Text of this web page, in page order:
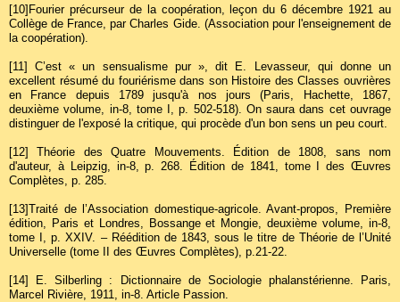
[10] Fourier précurseur de la coopération, leçon du 6 décembre 1921 au
Collège de France, par Charles Gide. (Association pour l'enseignement de
la coopération).
[11]
C’est « un sensualisme pur », dit E. Levasseur, qui donne un
excellent résumé du fouriérisme dans son Histoire des Classes ouvrières
en France depuis 1789 jusqu'à nos jours (Paris, Hachette, 1867,
deuxième volume, in-8, tome I, p. 502-518). On saura dans cet ouvrage
distinguer de l'exposé la critique, qui procède d'un bon sens un peu court.
[12]
Théorie des Quatre Mouvements. Édition de 1808, sans nom
d'auteur, à Leipzig, in-8, p. 268. Édition de 1841, tome I des Œuvres
Complètes, p. 285.
[13]Traité de l’Association domestique-agricole. Avant-propos, Première
édition, Paris et Londres, Bossange et Mongie, deuxième volume, in-8,
tome I, p. XXIV. – Réédition de 1843, sous le titre de Théorie de l’Unité
Universelle (tome II des Œuvres Complètes), p.21-22.
[14]
E. Silberling : Dictionnaire de Sociologie phalanstérienne. Paris,
Marcel Rivière, 1911, in-8. Article Passion.